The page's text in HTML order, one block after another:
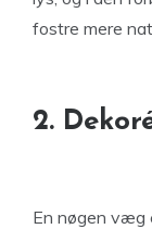
fostre mere
2.
En nøgen væg